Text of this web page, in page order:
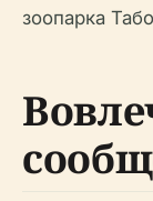
зоопарка